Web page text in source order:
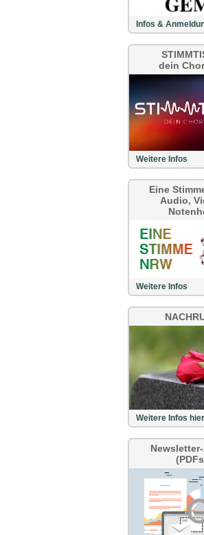
Infos &
dein
Weitere Infos
Eine
Audio,
Weitere Infos
Weitere Infos hier